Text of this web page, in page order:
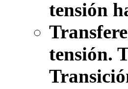
tensión
tensión.